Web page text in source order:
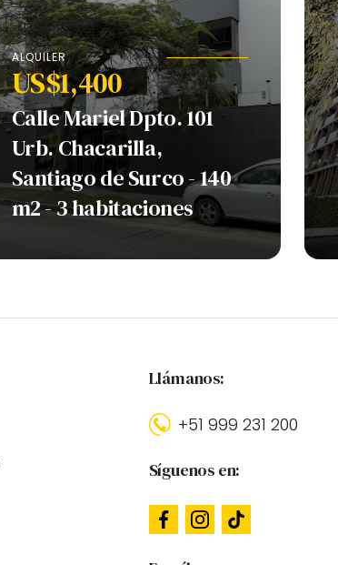
ALQUILER
US$1,400
Calle Mariel Dpto. 101
Urb. Chacarilla,
Santiago de Surco - 140
m2 - 3 habitaciones
Llámanos:
+51 999 231 200
Síguenos en: